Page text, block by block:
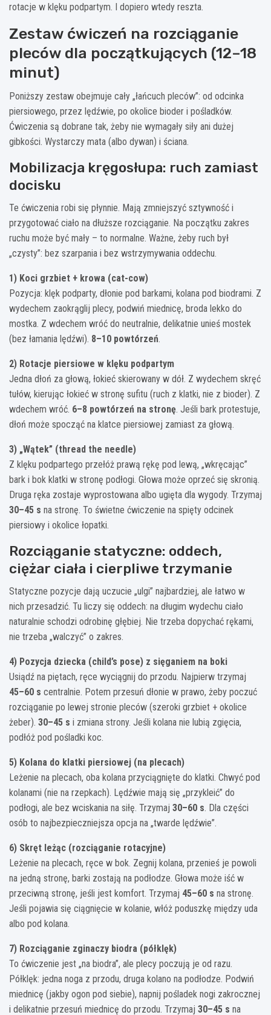
rotacje w klęku podpartym. I dopiero wtedy reszta.
Zestaw ćwiczeń na rozciąganie
pleców dla początkujących (12–18
minut)
Poniższy zestaw obejmuje cały „łańcuch pleców”: od odcinka
piersiowego, przez lędźwie, po okolice bioder i pośladków.
Ćwiczenia są dobrane tak, żeby nie wymagały siły ani dużej
gibkości. Wystarczy mata (albo dywan) i ściana.
Mobilizacja kręgosłupa: ruch zamiast
docisku
Te ćwiczenia robi się płynnie. Mają zmniejszyć sztywność i
przygotować ciało na dłuższe rozciąganie. Na początku zakres
ruchu może być mały – to normalne. Ważne, żeby ruch był
„czysty”: bez szarpania i bez wstrzymywania oddechu.
1) Koci grzbiet + krowa (cat-cow)
Pozycja: klęk podparty, dłonie pod barkami, kolana pod biodrami. Z
wydechem zaokrąglij plecy, podwiń miednicę, broda lekko do
mostka. Z wdechem wróć do neutralnie, delikatnie unieś mostek
(bez łamania lędźwi). 8–10 powtórzeń.
2) Rotacje piersiowe w klęku podpartym
Jedna dłoń za głową, łokieć skierowany w dół. Z wydechem skręć
tułów, kierując łokieć w stronę sufitu (ruch z klatki, nie z bioder). Z
wdechem wróć. 6–8 powtórzeń na stronę. Jeśli bark protestuje,
dłoń może spocząć na klatce piersiowej zamiast za głową.
3) „Wątek” (thread the needle)
Z klęku podpartego przełóż prawą rękę pod lewą, „wkręcając”
bark i bok klatki w stronę podłogi. Głowa może oprzeć się skronią.
Druga ręka zostaje wyprostowana albo ugięta dla wygody. Trzymaj
30–45 s na stronę. To świetne ćwiczenie na spięty odcinek
piersiowy i okolice łopatki.
Rozciąganie statyczne: oddech,
ciężar ciała i cierpliwe trzymanie
Statyczne pozycje dają uczucie „ulgi” najbardziej, ale łatwo w
nich przesadzić. Tu liczy się oddech: na długim wydechu ciało
naturalnie schodzi odrobinę głębiej. Nie trzeba dopychać rękami,
nie trzeba „walczyć” o zakres.
4) Pozycja dziecka (child’s pose) z sięganiem na boki
Usiądź na piętach, ręce wyciągnij do przodu. Najpierw trzymaj
45–60 s centralnie. Potem przesuń dłonie w prawo, żeby poczuć
rozciąganie po lewej stronie pleców (szeroki grzbiet + okolice
żeber). 30–45 s i zmiana strony. Jeśli kolana nie lubią zgięcia,
podłóż pod pośladki koc.
5) Kolana do klatki piersiowej (na plecach)
Leżenie na plecach, oba kolana przyciągnięte do klatki. Chwyć pod
kolanami (nie na rzepkach). Lędźwie mają się „przykleić” do
podłogi, ale bez wciskania na siłę. Trzymaj 30–60 s. Dla części
osób to najbezpieczniejsza opcja na „twarde lędźwie”.
6) Skręt leżąc (rozciąganie rotacyjne)
Leżenie na plecach, ręce w bok. Zegnij kolana, przenieś je powoli
na jedną stronę, barki zostają na podłodze. Głowa może iść w
przeciwną stronę, jeśli jest komfort. Trzymaj 45–60 s na stronę.
Jeśli pojawia się ciągnięcie w kolanie, włóż poduszkę między uda
albo pod kolana.
7) Rozciąganie zginaczy biodra (półklęk)
To ćwiczenie jest „na biodra”, ale plecy poczują je od razu.
Półklęk: jedna noga z przodu, druga kolano na podłodze. Podwiń
miednicę (jakby ogon pod siebie), napnij pośladek nogi zakrocznej
i delikatnie przesuń miednicę do przodu. Trzymaj 30–45 s na